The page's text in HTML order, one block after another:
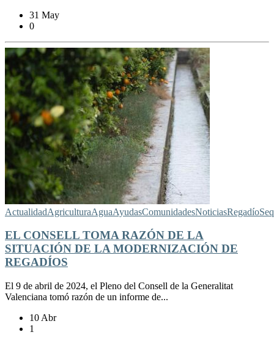
31 May
0
ActualidadAgriculturaAguaAyudasComunidadesNoticiasRegadío
EL CONSELL TOMA RAZÓN DE LA
SITUACIÓN DE LA MODERNIZACIÓN DE
REGADÍOS
El 9 de abril de 2024, el Pleno del Consell de la Generalitat
Valenciana tomó razón de un informe de...
10 Abr
1